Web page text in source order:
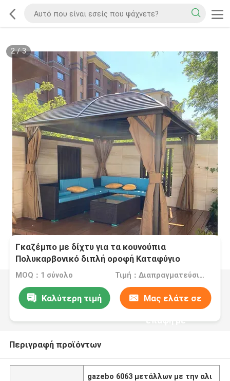
2/3
Γκαζέμπο με δίχτυ για τα κουνούπια
Πολυκαρβονικό διπλή οροφή Καταφύγιο
Μεταλλική οροφή Γκαζέμπο
MOQ：1 σύνολο Τιμή：Διαπραγματεύσιμα
Καλύτερη τιμή Μας ελάτε σε
επαφή με
Περιγραφή προϊόντων
gazebo 6063 μετάλλων με την αλι